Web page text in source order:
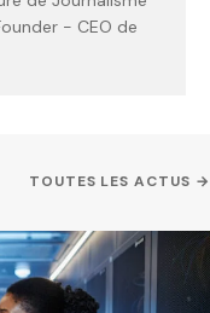
- CEO de
TOUTES LES ACTUS →